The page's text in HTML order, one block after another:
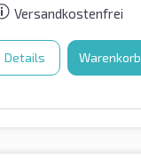
Versandkostenfrei
Details Warenkorb